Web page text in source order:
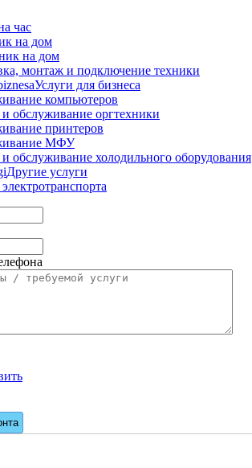
час
на дом
на дом
монтаж и подключение техники
Услуги для бизнеса
компьютеров
обслуживание оргтехники
принтеров
МФУ
обслуживание холодильного оборудования
Другие услуги